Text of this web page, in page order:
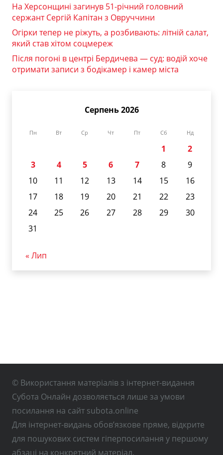
На Херсонщині загинув 51-річний головний
сержант Сергій Капітан з Овруччини
Огірки тепер не ріжуть, а розбивають: літній салат,
який став хітом соцмереж
Після погоні в центрі Бердичева — суд: водій хоче
отримати записи з бодікамер і камер міста
Серпень 2026
Пн Вт Ср Чт Пт Сб Нд
1
2
3
4 5 6 7 8
9
10
11 12 13 14 15
16
17
18 19 20 21 22
23
24
25 26 27 28 29
30
31
« Лип
© Використання матеріалів з інтернет-видання
Субота Онлайн дозволяється лише за умови
посилання на сайт subota.online
Для інтернет-видань обов’язкове пряме, відкрите
для пошукових систем гіперпосилання у першому
абзаці на конкретний матеріал.